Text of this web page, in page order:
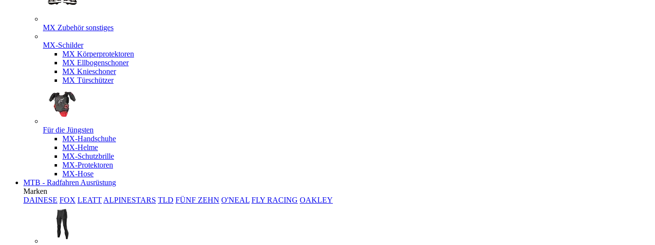
MX Zubehör sonstiges
MX-Schilder
MX Körperprotektoren
MX Ellbogenschoner
MX Knieschoner
MX Türschützer
Für die Jüngsten
MX-Handschuhe
MX-Helme
MX-Schutzbrille
MX-Protektoren
MX-Hose
MTB - Radfahren Ausrüstung
Marken
DAINESE FOX LEATT ALPINESTARS TLD FÜNF ZEHN O'NEAL FLY RACING OAKLEY